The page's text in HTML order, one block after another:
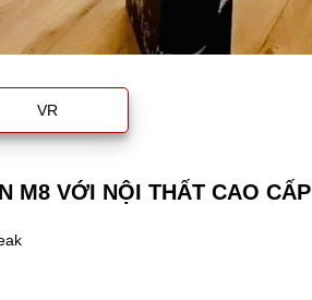
VR
M8 VỚI NỘI THẤT CAO CẤP